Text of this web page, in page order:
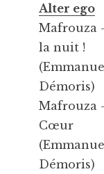
Alter ego
Mafrouza
la nuit !
Démoris)
Mafrouza
Cœur
Démoris)